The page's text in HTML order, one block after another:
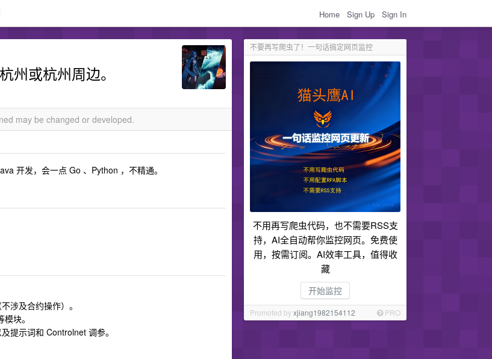
Home Sign Up Sign In
不要再写爬虫了！一句话搞定网页监控
不用再写爬虫代码，也不需要RSS支
持，AI全自动帮你监控网页。免费使
用，按需订阅。AI效率工具，值得收
藏
开始监控
Promoted byxjiang1982154112 PRO
州或杭州周边。
may be changed or developed.
开发，会一点 Go 、Python ，不精通。
涉及合约操作）。
块。
提示词和 Controlnet 调参。